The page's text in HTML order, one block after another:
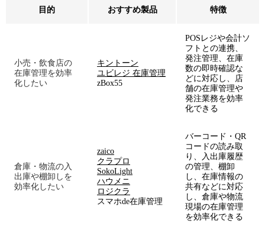
目的 おすすめ製品 特徴
小売・飲食店の
在庫管理を効率
化したい
キントーン
ユビレジ 在庫管理
zBox55
POSレジや会計ソ
フトとの連携、
発注管理、在庫
数の即時確認な
どに対応し、店
舗の在庫管理や
発注業務を効率
化できる
倉庫・物流の入
出庫や棚卸しを
効率化したい
zaico
クラプロ
SokoLight
ハウメニ
ロジクラ
スマホde在庫管理
バーコード・QR
コードの読み取
り、入出庫履歴
の管理、棚卸
し、在庫情報の
共有などに対応
し、倉庫や物流
現場の在庫管理
を効率化できる